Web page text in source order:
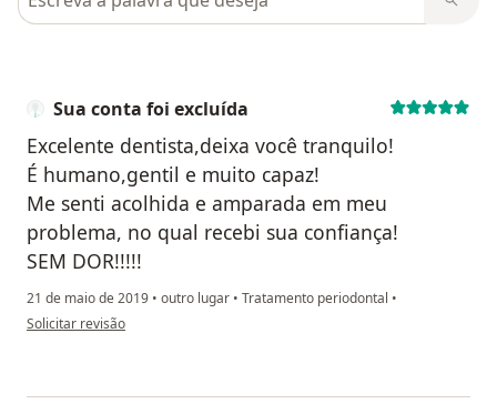
Sua conta foi excluída
Excelente dentista,deixa você tranquilo!
É humano,gentil e muito capaz!
Me senti acolhida e amparada em meu
problema, no qual recebi sua confiança!
SEM DOR!!!!!
21 de maio de 2019 • outro lugar • Tratamento periodontal •
na opinião do utilizador Sua conta foi excluída
Solicitar revisão